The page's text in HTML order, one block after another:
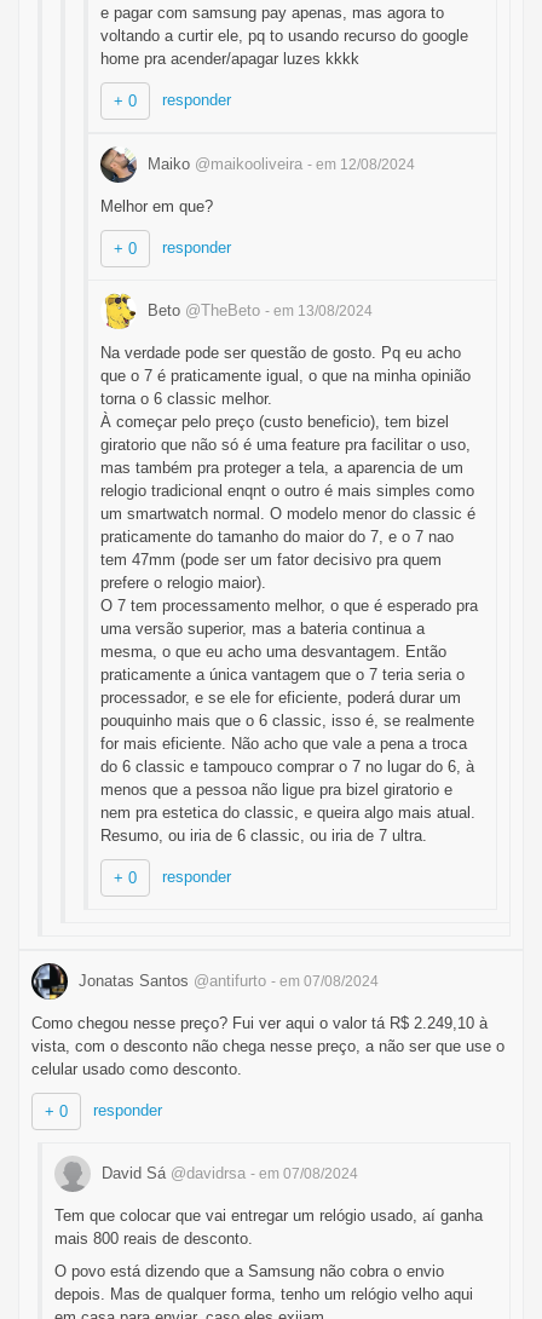
e pagar com samsung pay apenas, mas agora to
voltando a curtir ele, pq to usando recurso do google
home pra acender/apagar luzes kkkk
+ 0 responder
Maiko @maikooliveira - em 12/08/2024
Melhor em que?
+ 0 responder
Beto @TheBeto - em 13/08/2024
Na verdade pode ser questão de gosto. Pq eu acho
que o 7 é praticamente igual, o que na minha opinião
torna o 6 classic melhor.
À começar pelo preço (custo beneficio), tem bizel
giratorio que não só é uma feature pra facilitar o uso,
mas também pra proteger a tela, a aparencia de um
relogio tradicional enqnt o outro é mais simples como
um smartwatch normal. O modelo menor do classic é
praticamente do tamanho do maior do 7, e o 7 nao
tem 47mm (pode ser um fator decisivo pra quem
prefere o relogio maior).
O 7 tem processamento melhor, o que é esperado pra
uma versão superior, mas a bateria continua a
mesma, o que eu acho uma desvantagem. Então
praticamente a única vantagem que o 7 teria seria o
processador, e se ele for eficiente, poderá durar um
pouquinho mais que o 6 classic, isso é, se realmente
for mais eficiente. Não acho que vale a pena a troca
do 6 classic e tampouco comprar o 7 no lugar do 6, à
menos que a pessoa não ligue pra bizel giratorio e
nem pra estetica do classic, e queira algo mais atual.
Resumo, ou iria de 6 classic, ou iria de 7 ultra.
+ 0 responder
Jonatas Santos @antifurto - em 07/08/2024
Como chegou nesse preço? Fui ver aqui o valor tá R$ 2.249,10 à
vista, com o desconto não chega nesse preço, a não ser que use o
celular usado como desconto.
+ 0 responder
David Sá @davidrsa - em 07/08/2024
Tem que colocar que vai entregar um relógio usado, aí ganha
mais 800 reais de desconto.
O povo está dizendo que a Samsung não cobra o envio
depois. Mas de qualquer forma, tenho um relógio velho aqui